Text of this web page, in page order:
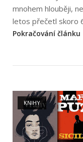
mnohem hlouběji,
letos přečetl skoro
Pokračování článku
KNIHY
Open post